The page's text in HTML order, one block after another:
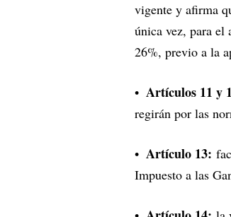
vigente y afirma
única vez, para el
26%, previo a la
Artículos 11 y
regirán por las
Artículo 13:
Impuesto a las